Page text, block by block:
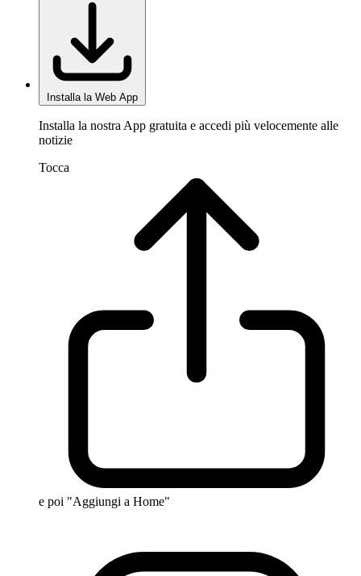
Installa la Web App
Installa la nostra App gratuita e accedi più velocemente alle
notizie
Tocca
e poi "Aggiungi a Home"